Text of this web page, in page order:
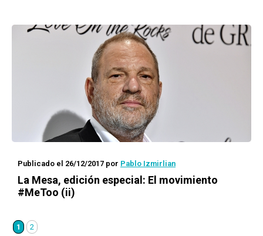
Publicado el 26/12/2017 por Pablo Izmirlian
La Mesa, edición especial: El movimiento
#MeToo (ii)
1 2